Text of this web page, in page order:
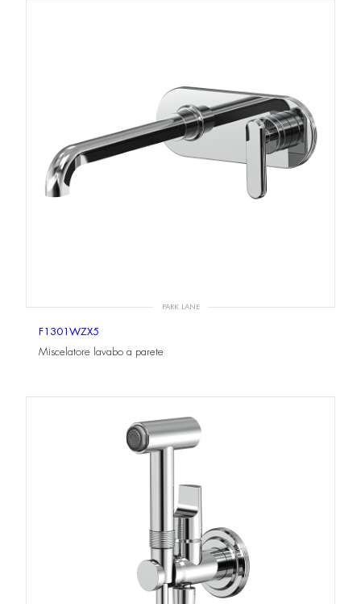
PARK LANE
F1301WZX5
Miscelatore lavabo a parete